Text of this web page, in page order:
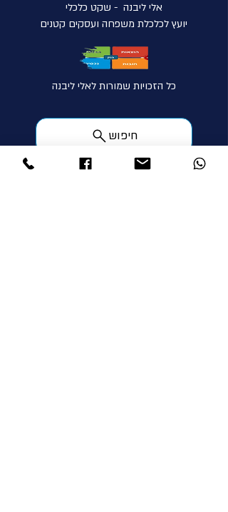
אלי ליבנה - שקט כלכלי
יועץ לכלכלת משפחה ועסקים קטנים
כל הזכויות שמורות לאלי ליבנה
חיפוש